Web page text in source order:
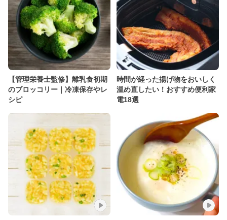
【管理栄養士監修】離乳食初期
のブロッコリー｜冷凍保存やレ
シピ
時間が経った揚げ物をおいしく
温め直したい！おすすめ便利家
電18選